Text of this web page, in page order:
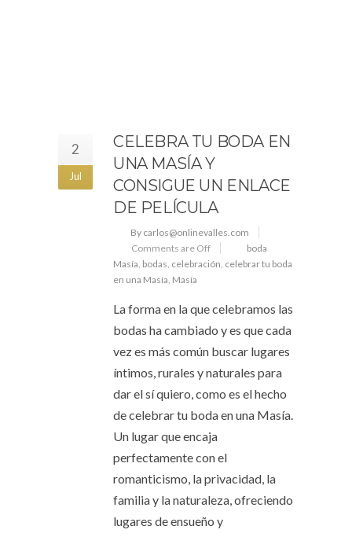
2
Jul
CELEBRA TU BODA EN
UNA MASÍA Y
CONSIGUE UN ENLACE
DE PELÍCULA
By carlos@onlinevalles.com
Comments are Off
boda
Masía, bodas, celebración, celebrar tu boda
en una Masía, Masía
La forma en la que celebramos las
bodas ha cambiado y es que cada
vez es más común buscar lugares
íntimos, rurales y naturales para
dar el sí quiero, como es el hecho
de celebrar tu boda en una Masía.
Un lugar que encaja
perfectamente con el
romanticismo, la privacidad, la
familia y la naturaleza, ofreciendo
lugares de ensueño y